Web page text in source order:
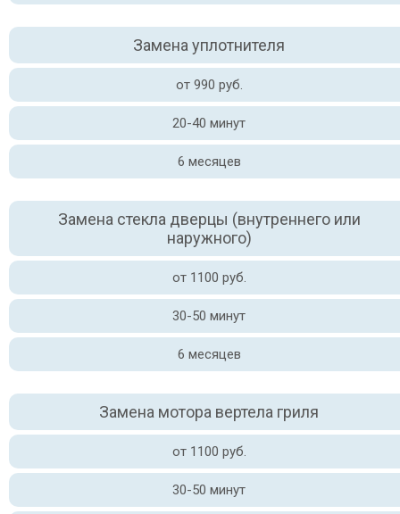
Замена уплотнителя
от 990 руб.
20-40 минут
6 месяцев
Замена стекла дверцы (внутреннего или
наружного)
от 1100 руб.
30-50 минут
6 месяцев
Замена мотора вертела гриля
от 1100 руб.
30-50 минут